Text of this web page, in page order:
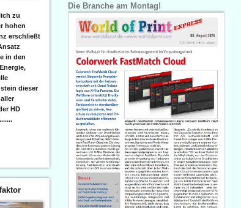
zu
hohen
erschließt
in den
dieser
HD
Die Branche am Montag!